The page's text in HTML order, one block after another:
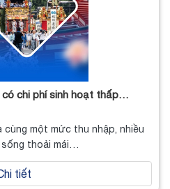
chi phí sinh hoạt thấp…
một mức thu nhập, nhiều
thoải mái…
tiết